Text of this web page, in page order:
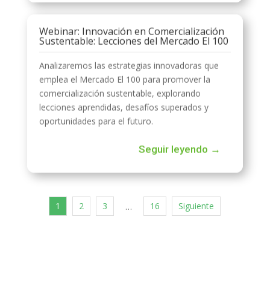
Webinar: Innovación en Comercialización
Sustentable: Lecciones del Mercado El 100
Analizaremos las estrategias innovadoras que
emplea el Mercado El 100 para promover la
comercialización sustentable, explorando
lecciones aprendidas, desafíos superados y
oportunidades para el futuro.
Seguir leyendo →
1 2 3 … 16 Siguiente